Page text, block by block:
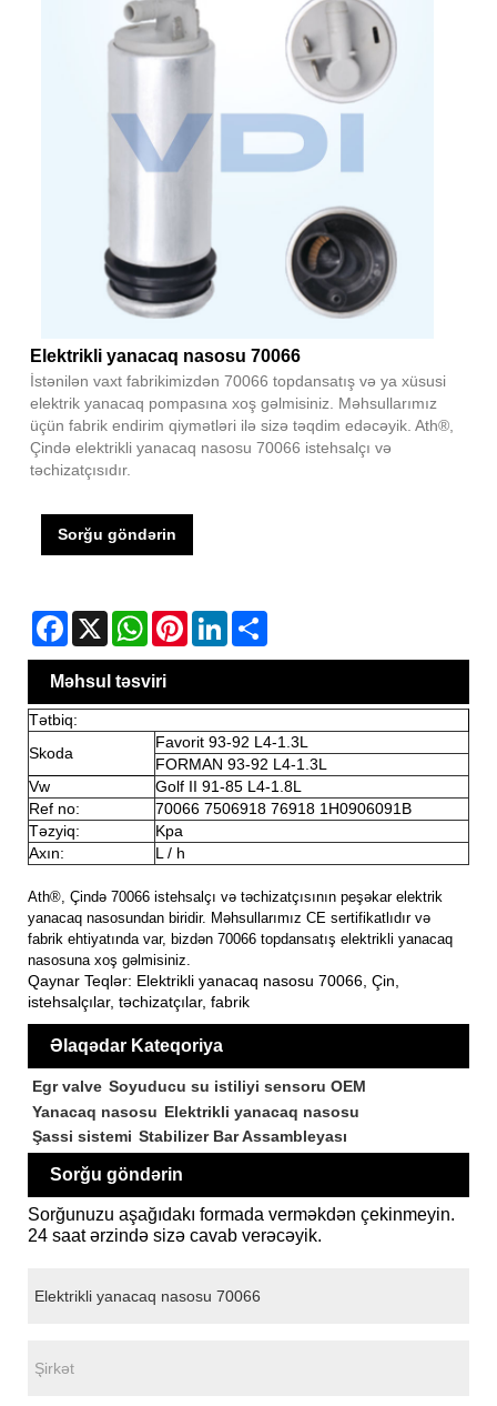
Elektrikli yanacaq nasosu 70066
İstənilən vaxt fabrikimizdən 70066 topdansatış və ya xüsusi
elektrik yanacaq pompasına xoş gəlmisiniz. Məhsullarımız
üçün fabrik endirim qiymətləri ilə sizə təqdim edəcəyik. Ath®,
Çində elektrikli yanacaq nasosu 70066 istehsalçı və
təchizatçısıdır.
Sorğu göndərin
Facebook
X WhatsAppPinterestLinkedIn
Məhsul təsviri
Tətbiq:
Skoda
Favorit 93-92 L4-1.3L
FORMAN 93-92 L4-1.3L
Vw
Golf II 91-85 L4-1.8L
Ref no:
70066 7506918 76918 1H0906091B
Təzyiq:
Kpa
Axın:
L / h
Ath®, Çində 70066 istehsalçı və təchizatçısının peşəkar elektrik
yanacaq nasosundan biridir. Məhsullarımız CE sertifikatlıdır və
fabrik ehtiyatında var, bizdən 70066 topdansatış elektrikli yanacaq
nasosuna xoş gəlmisiniz.
Qaynar Teqlər: Elektrikli yanacaq nasosu 70066, Çin,
istehsalçılar, təchizatçılar, fabrik
Əlaqədar Kateqoriya
Egr valve Soyuducu su istiliyi sensoru OEM
Yanacaq nasosu Elektrikli yanacaq nasosu
Şassi sistemi Stabilizer Bar Assambleyası
Sorğu göndərin
Sorğunuzu aşağıdakı formada verməkdən çekinmeyin.
24 saat ərzində sizə cavab verəcəyik.